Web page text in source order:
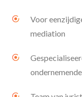
Voor
mediation